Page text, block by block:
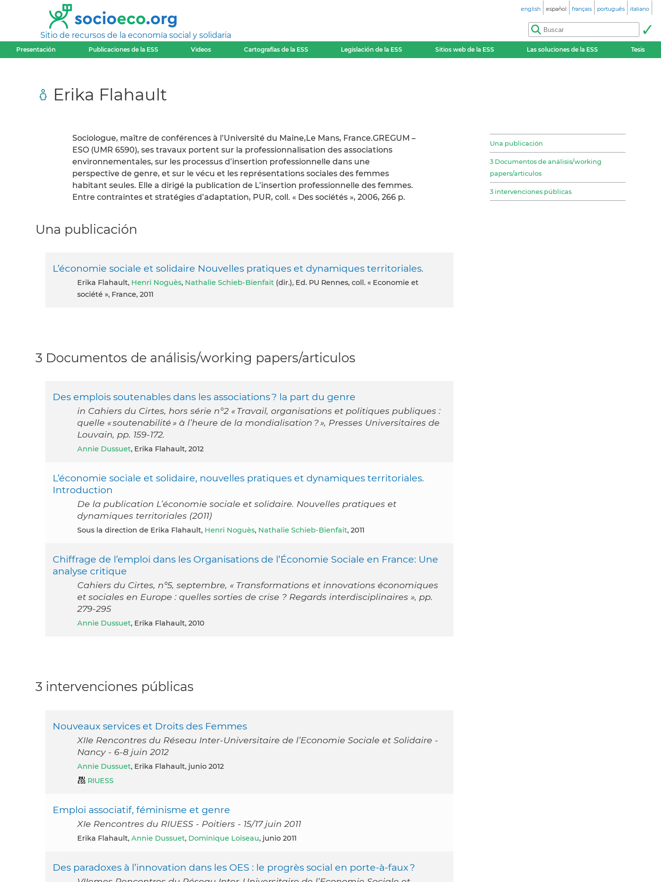
Sitio de recursos de la economía social y solidaria
english español français português italiano
Presentación Publicaciones de la ESS Videos Cartografías de la ESS Legislación de la ESS Sitios web de la ESS Las soluciones de la ESS Tesis
Erika Flahault
Sociologue, maître de conférences à l’Université du Maine,Le Mans, France.GREGUM –
ESO (UMR 6590), ses travaux portent sur la professionnalisation des associations
environnementales, sur les processus d’insertion professionnelle dans une
perspective de genre, et sur le vécu et les représentations sociales des femmes
habitant seules. Elle a dirigé la publication de L’insertion professionnelle des femmes.
Entre contraintes et stratégies d’adaptation, PUR, coll. « Des sociétés », 2006, 266 p.
Una publicación
3 Documentos de análisis/working
papers/articulos
3 intervenciones públicas
Una publicación
L’économie sociale et solidaire Nouvelles pratiques et dynamiques territoriales.
Erika Flahault, Henri Noguès, Nathalie Schieb-Bienfait (dir.), Ed. PU Rennes, coll. « Economie et
société », France, 2011
3 Documentos de análisis/working papers/articulos
Des emplois soutenables dans les associations ? la part du genre
in Cahiers du Cirtes, hors série n°2 « Travail, organisations et politiques publiques :
quelle « soutenabilité » à l’heure de la mondialisation ? », Presses Universitaires de
Louvain, pp. 159-172.
Annie Dussuet, Erika Flahault, 2012
L’économie sociale et solidaire, nouvelles pratiques et dynamiques territoriales.
Introduction
De la publication L’économie sociale et solidaire. Nouvelles pratiques et
dynamiques territoriales (2011)
Sous la direction de Erika Flahault, Henri Noguès, Nathalie Schieb-Bienfait, 2011
Chiffrage de l’emploi dans les Organisations de l’Économie Sociale en France: Une
analyse critique
Cahiers du Cirtes, n°5, septembre, « Transformations et innovations économiques
et sociales en Europe : quelles sorties de crise ? Regards interdisciplinaires », pp.
279-295
Annie Dussuet, Erika Flahault, 2010
3 intervenciones públicas
Nouveaux services et Droits des Femmes
XIIe Rencontres du Réseau Inter-Universitaire de l’Economie Sociale et Solidaire -
Nancy - 6-8 juin 2012
Annie Dussuet, Erika Flahault, junio 2012
RIUESS
Emploi associatif, féminisme et genre
XIe Rencontres du RIUESS - Poitiers - 15/17 juin 2011
Erika Flahault, Annie Dussuet, Dominique Loiseau, junio 2011
Des paradoxes à l’innovation dans les OES : le progrès social en porte-à-faux ?